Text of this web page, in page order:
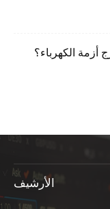
أزمة الكهرباء؟
الأرشيف